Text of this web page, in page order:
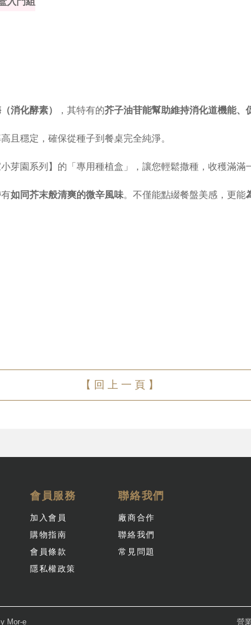
消化酵素） ，其特有的芥子油苷能幫助維持消化道機能、
且穩定，確保從種子到餐桌完全純淨。
芽園系列】的「專用種植盒」， 讓您輕鬆撒種，收穫滿滿
如同芥末般清爽的微辛風味。不僅能點綴餐盤美感，更能
【 回 上 一 頁 】
會員服務
加入會員
購物指南
會員條款
隱私權政策
聯絡我們
廠商合作
聯絡我們
常見問題
Mor-e 營